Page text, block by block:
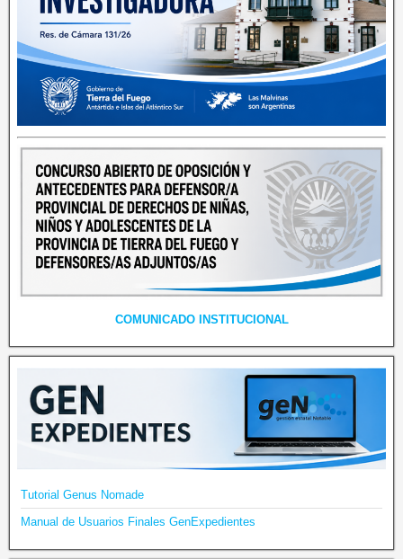
COMUNICADO INSTITUCIONAL
Tutorial Genus Nomade
Manual de Usuarios Finales GenExpedientes